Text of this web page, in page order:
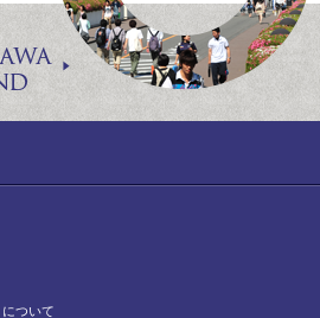
ついて